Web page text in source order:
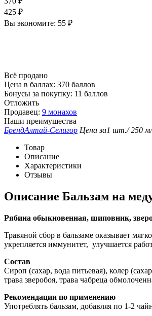
425 ₽
Вы экономите: 55 ₽
Всё продано
Цена в баллах: 370 баллов
Бонусы за покупку: 11 баллов
Отложить
Продавец: 9 монахов
Наши преимущества
БрендАлтай-Селигор Цена за1 шт./ 250
Товар
Описание
Характеристики
Отзывы
Описание Бальзам на
Рябина обыкновенная, шиповник,
Травяной сбор в бальзаме оказывает
укрепляется иммунитет, улучшается
Состав
Сироп (сахар, вода питьевая), колер
трава зверобоя, трава чабреца
Рекомендации по применению
Употреблять бальзам, добавляя по 1-2